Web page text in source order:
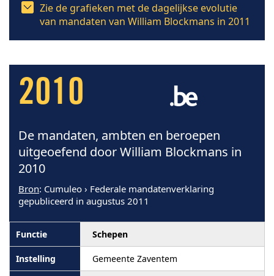
Zie de grafieken met de dagelijkse evolutie
van mandaten van William Blockmans in 2011
2010
De mandaten, ambten en beroepen
uitgeoefend door William Blockmans in
2010
Bron: Cumuleo › Federale mandatenverklaring
gepubliceerd in augustus 2011
Schepen
Gemeente Zaventem